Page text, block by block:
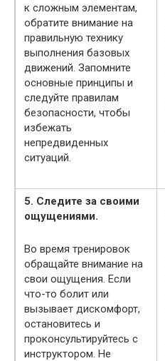
к сложным элементам,
обратите внимание на
правильную технику
выполнения базовых
движений. Запомните
основные принципы и
следуйте правилам
безопасности, чтобы
избежать
непредвиденных
ситуаций.
5. Следите за своими
ощущениями.
Во время тренировок
обращайте внимание на
свои ощущения. Если
что-то болит или
вызывает дискомфорт,
остановитесь и
проконсультируйтесь с
инструктором. Не